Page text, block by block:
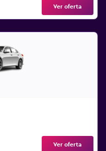
Ver oferta
Ver oferta